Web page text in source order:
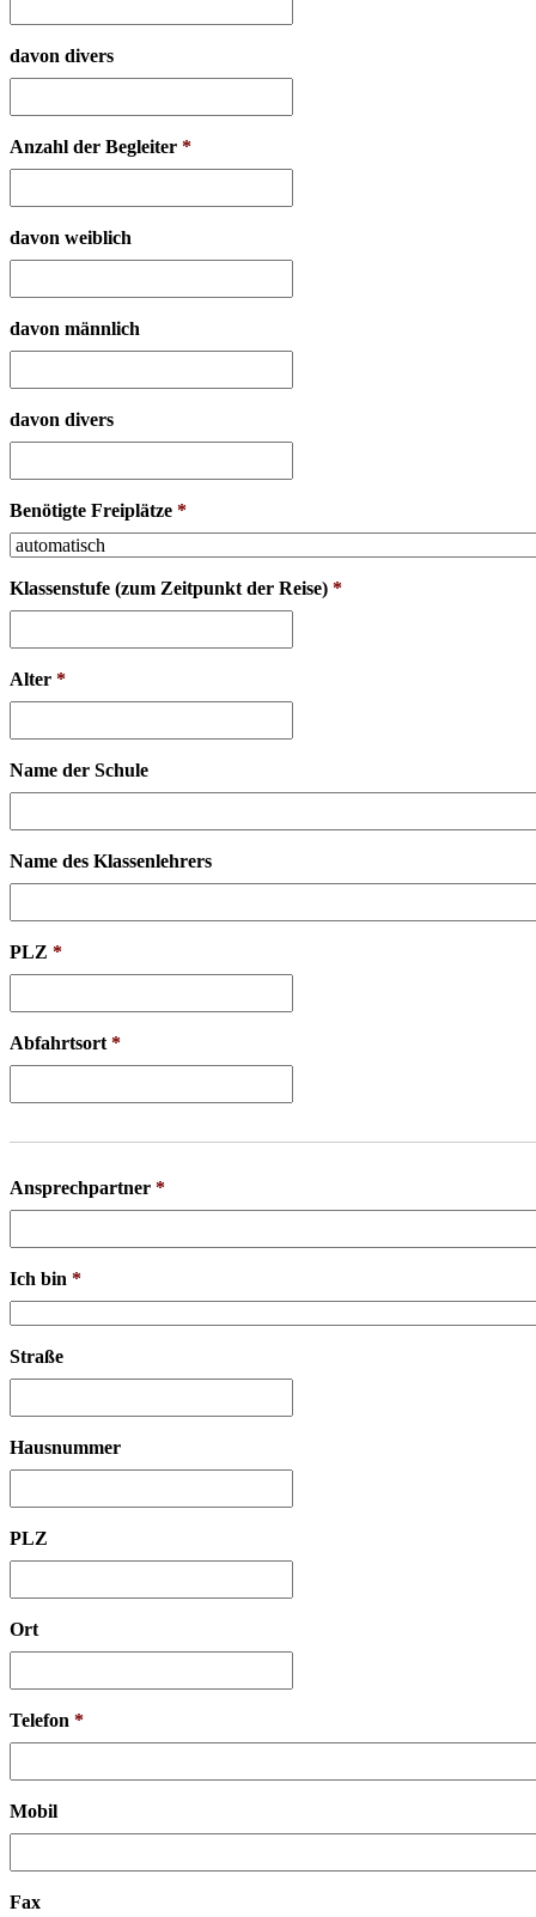
davon divers
Anzahl der Begleiter *
davon weiblich
davon männlich
davon divers
Benötigte Freiplätze *
Klassenstufe (zum Zeitpunkt der Reise) *
Alter *
Name der Schule
Name des Klassenlehrers
PLZ *
Abfahrtsort *
Ansprechpartner *
Ich bin *
Straße
Hausnummer
PLZ
Ort
Telefon *
Mobil
Fax